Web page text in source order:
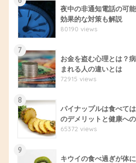
夜中の非通知電話の可
効果的な対策も解説
80190 views
7
お金を盗む心理とは？
まれる人の違いとは
72915 views
8
パイナップルは食べて
のデメリットと健康へ
65372 views
9
キウイの食べ過ぎが体